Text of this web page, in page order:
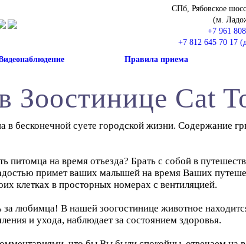
СПб, Рябовское
(м.
+7 961
+7 812 645 70 17
Правила приема
Зоостинице Cat
бесконечной суете городской жизни. Содержание
питомца на время отъезда? Брать с собой в
примет ваших малышей на время Ваших
клетках в просторных номерах с вентиляцией.
любимца! В нашей зоогостинице животное
и ухода, наблюдает за состоянием здоровья.